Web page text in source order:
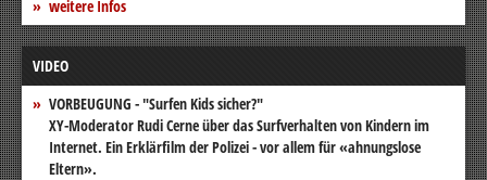
weitere Infos
VIDEO
VORBEUGUNG - "Surfen Kids sicher?"
XY-Moderator Rudi Cerne über das Surfverhalten von Kindern im
Internet. Ein Erklärfilm der Polizei - vor allem für «ahnungslose
Eltern».